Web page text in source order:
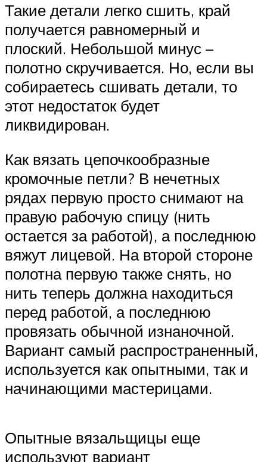
Такие детали легко сшить, край
получается равномерный и
плоский. Небольшой минус –
полотно скручивается. Но, если вы
собираетесь сшивать детали, то
этот недостаток будет
ликвидирован.
Как вязать цепочкообразные
кромочные петли? В нечетных
рядах первую просто снимают на
правую рабочую спицу (нить
остается за работой), а последнюю
вяжут лицевой. На второй стороне
полотна первую также снять, но
нить теперь должна находиться
перед работой, а последнюю
провязать обычной изнаночной.
Вариант самый распространенный,
используется как опытными, так и
начинающими мастерицами.
Опытные вязальщицы еще
используют вариант